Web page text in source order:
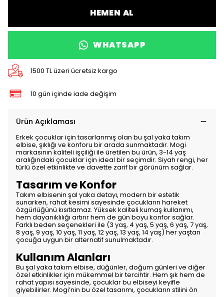
HEMEN AL
WHATSAPP
1500 TL üzeri ücretsiz kargo
10 gün içinde iade değişim
Ürün Açıklaması
Erkek çocuklar için tasarlanmış olan bu şal yaka takım
elbise, şıklığı ve konforu bir arada sunmaktadır. Mogi
markasının kaliteli işçiliği ile üretilen bu ürün, 3-14 yaş
aralığındaki çocuklar için ideal bir seçimdir. Siyah rengi, her
türlü özel etkinlikte ve davette zarif bir görünüm sağlar.
Tasarım ve Konfor
Takım elbisenin şal yaka detayı, modern bir estetik
sunarken, rahat kesimi sayesinde çocukların hareket
özgürlüğünü kısıtlamaz. Yüksek kaliteli kumaş kullanımı,
hem dayanıklılığı artırır hem de gün boyu konfor sağlar.
Farklı beden seçenekleri ile (3 yaş, 4 yaş, 5 yaş, 6 yaş, 7 yaş,
8 yaş, 9 yaş, 10 yaş, 11 yaş, 12 yaş, 13 yaş, 14 yaş) her yaştan
çocuğa uygun bir alternatif sunulmaktadır.
Kullanım Alanları
Bu şal yaka takım elbise, düğünler, doğum günleri ve diğer
özel etkinlikler için mükemmel bir tercihtir. Hem şık hem de
rahat yapısı sayesinde, çocuklar bu elbiseyi keyifle
giyebilirler. Mogi’nin bu özel tasarımı, çocukların stilini ön